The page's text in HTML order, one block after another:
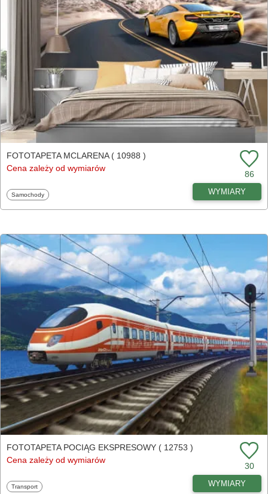
FOTOTAPETA MCLARENA ( 10988 )
Cena zależy od wymiarów
86
Fototapety
Samochody WYMIARY
FOTOTAPETA POCIĄG EKSPRESOWY ( 12753 )
Cena zależy od wymiarów
30
Fototapety
Transport WYMIARY